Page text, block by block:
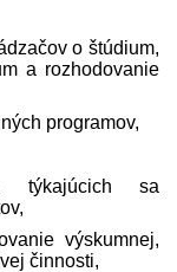
o štúdium,
a rozhodovanie
programov,
týkajúcich sa
výskumnej,
činnosti,